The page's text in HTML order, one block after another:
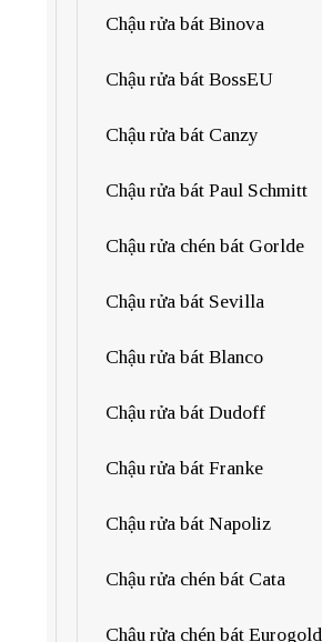
Chậu rửa bát Binova
Chậu rửa bát BossEU
Chậu rửa bát Canzy
Chậu rửa bát Paul Schmitt
Chậu rửa chén bát Gorlde
Chậu rửa bát Sevilla
Chậu rửa bát Blanco
Chậu rửa bát Dudoff
Chậu rửa bát Franke
Chậu rửa bát Napoliz
Chậu rửa chén bát Cata
Chậu rửa chén bát Eurogold